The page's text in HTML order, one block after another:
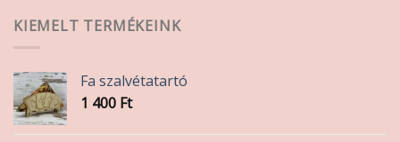
KIEMELT TERMÉKEINK
Fa szalvétatartó
1 400 Ft